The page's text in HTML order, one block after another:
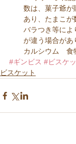
数は、菓子爺が
あり、たまこが
バラつき等によ
が違う場合が
カルシウム　食
#ギンビス #ビスケ
ビスケット